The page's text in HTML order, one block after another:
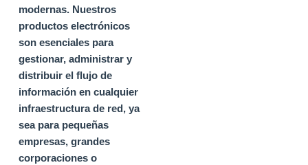
modernas.Nuestros
productos electrónicos
son esenciales para
gestionar, administrar y
distribuir el flujo de
información en cualquier
infraestructura de red, ya
sea para pequeñas
empresas, grandes
corporaciones o